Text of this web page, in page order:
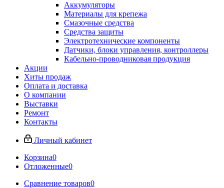
Аккумуляторы
Материалы для крепежа
Смазочные средства
Средства защиты
Электротехнические компоненты
Датчики, блоки управления, контроллеры
Кабельно-проводниковая продукция
Акции
Хиты продаж
Оплата и доставка
О компании
Выставки
Ремонт
Контакты
Личный кабинет
Корзина0
Отложенные0
Сравнение товаров0